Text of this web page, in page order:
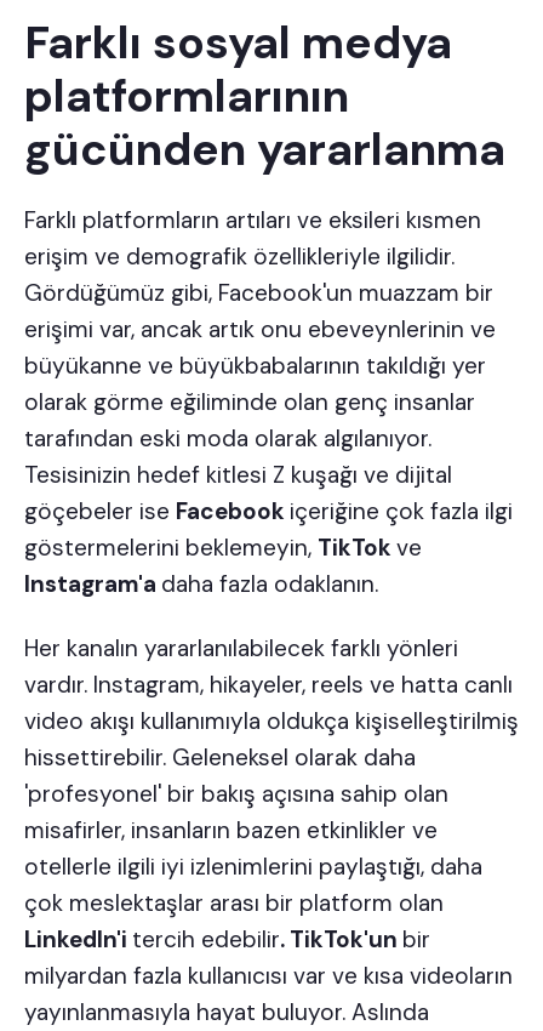
Farklı sosyal medya
platformlarının
gücünden yararlanma
Farklı platformların artıları ve eksileri kısmen
erişim ve demografik özellikleriyle ilgilidir.
Gördüğümüz gibi, Facebook'un muazzam bir
erişimi var, ancak artık onu ebeveynlerinin ve
büyükanne ve büyükbabalarının takıldığı yer
olarak görme eğiliminde olan genç insanlar
tarafından eski moda olarak algılanıyor.
Tesisinizin hedef kitlesi Z kuşağı ve dijital
göçebeler ise Facebook içeriğine çok fazla ilgi
göstermelerini beklemeyin, TikTok ve
Instagram'a daha fazla odaklanın.
Her kanalın yararlanılabilecek farklı yönleri
vardır. Instagram, hikayeler, reels ve hatta canlı
video akışı kullanımıyla oldukça kişiselleştirilmiş
hissettirebilir. Geleneksel olarak daha
'profesyonel' bir bakış açısına sahip olan
misafirler, insanların bazen etkinlikler ve
otellerle ilgili iyi izlenimlerini paylaştığı, daha
çok meslektaşlar arası bir platform olan
LinkedIn'i tercih edebilir. TikTok'un bir
milyardan fazla kullanıcısı var ve kısa videoların
yayınlanmasıyla hayat buluyor. Aslında